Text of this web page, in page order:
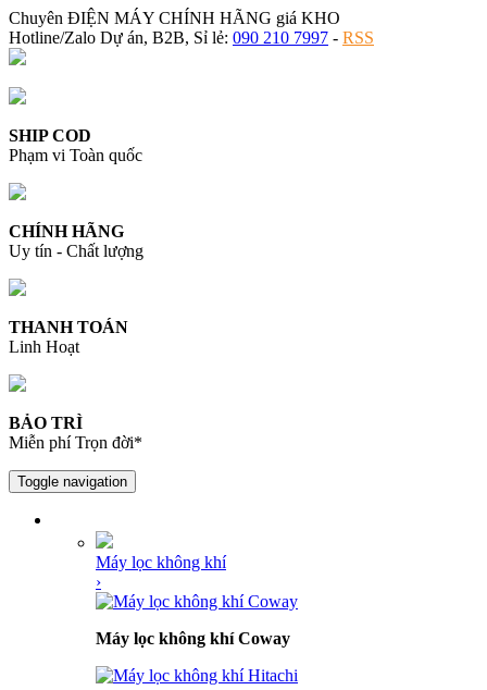
Chuyên ĐIỆN MÁY CHÍNH HÃNG giá KHO
Hotline/Zalo Dự án, B2B, Sỉ lẻ: 090 210 7997 - RSS
SHIP COD
Phạm vi Toàn quốc
CHÍNH HÃNG
Uy tín - Chất lượng
THANH TOÁN
Linh Hoạt
BẢO TRÌ
Miễn phí Trọn đời*
Toggle navigation
Máy lọc không khí
›
Máy lọc không khí Coway